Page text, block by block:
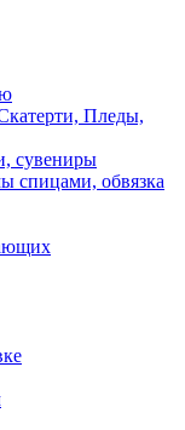
Пледы,
сувениры
спицами, обвязка